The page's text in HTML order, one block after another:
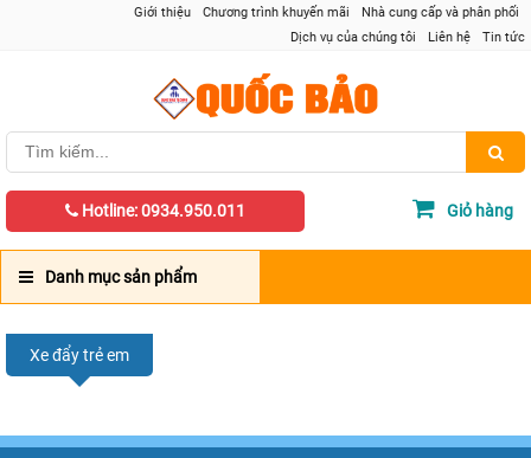
Giới thiệu Chương trình khuyến mãi
Nhà cung cấp và phân phối
Dịch vụ của chúng tôi
Liên hệ Tin tức
Hotline: 0934.950.011 Giỏ hàng
Danh mục sản phẩm
Xe đẩy trẻ em